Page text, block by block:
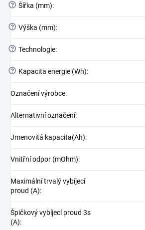
? Šířka (mm):
? Výška (mm):
? Technologie:
? Kapacita energie (Wh):
Označení výrobce:
Alternativní označení:
Jmenovitá kapacita(Ah):
Vnitřní odpor (mOhm):
Maximální trvalý vybíjecí
proud (A):
Špičkový vybíjecí proud 3s
(A):